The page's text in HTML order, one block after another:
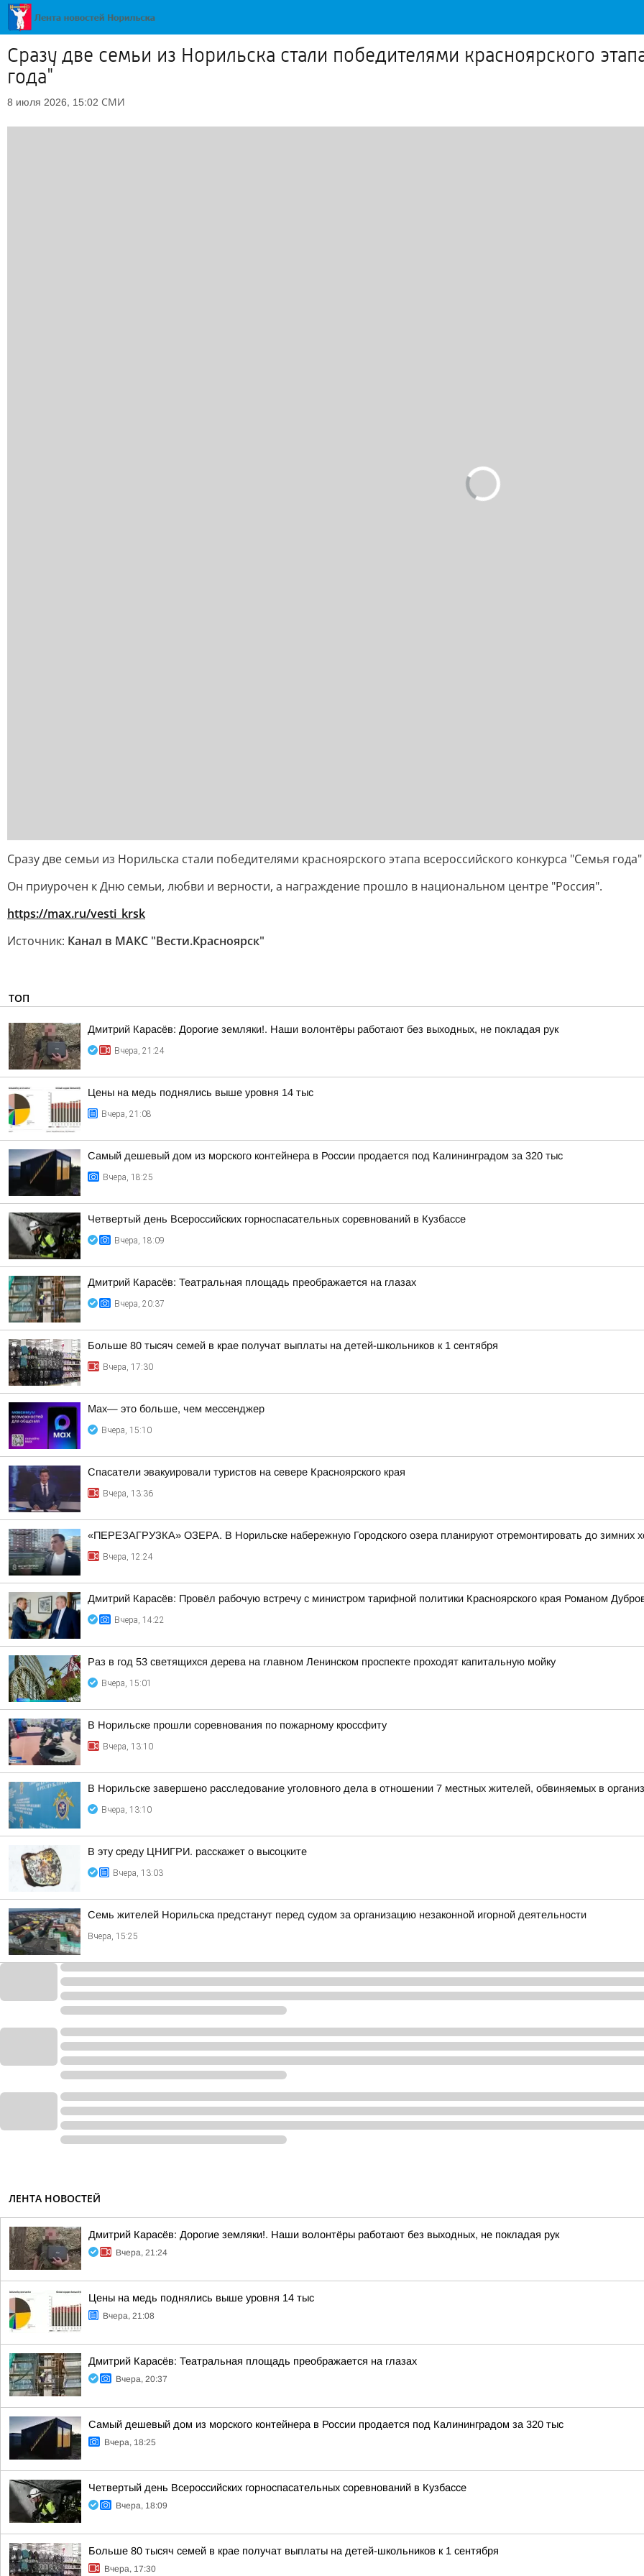
Сразу две семьи из Норильска стали победителями красноярского
года"
8 июля 2026, 15:02 СМИ
Сразу две семьи из Норильска стали победителями красноярского этапа всероссийского конкурса "Семья года"
Он приурочен к Дню семьи, любви и верности, а награждение прошло в национальном центре "Россия".
https://max.ru/vesti_krsk
Источник: Канал в МАКС "Вести.Красноярск"
ТОП
Дмитрий Карасёв: Дорогие земляки!. Наши волонтёры работают без выходных, не покладая рук
Вчера, 21:24
Цены на медь поднялись выше уровня 14 тыс
Вчера, 21:08
Самый дешевый дом из морского контейнера в России продается под Калининградом за 320 тыс
Вчера, 18:25
Четвертый день Всероссийских горноспасательных соревнований в Кузбассе
Вчера, 18:09
Дмитрий Карасёв: Театральная площадь преображается на глазах
Вчера, 20:37
Больше 80 тысяч семей в крае получат выплаты на детей-школьников к 1 сентября
Вчера, 17:30
Max— это больше, чем мессенджер
Вчера, 15:10
Спасатели эвакуировали туристов на севере Красноярского края
Вчера, 13:36
«ПЕРЕЗАГРУЗКА» ОЗЕРА. В Норильске набережную Городского озера планируют отремонтировать до зимних
Вчера, 12:24
Дмитрий Карасёв: Провёл рабочую встречу с министром тарифной политики Красноярского края Романом
Вчера, 14:22
Раз в год 53 светящихся дерева на главном Ленинском проспекте проходят капитальную мойку
Вчера, 15:01
В Норильске прошли соревнования по пожарному кроссфиту
Вчера, 13:10
В Норильске завершено расследование уголовного дела в отношении 7 местных жителей, обвиняемых в
Вчера, 13:10
В эту среду ЦНИГРИ. расскажет о высоцките
Вчера, 13:03
Семь жителей Норильска предстанут перед судом за организацию незаконной игорной деятельности
Вчера, 15:25
ЛЕНТА НОВОСТЕЙ
Дмитрий Карасёв: Дорогие земляки!. Наши волонтёры работают без выходных, не покладая рук
Вчера, 21:24
Цены на медь поднялись выше уровня 14 тыс
Вчера, 21:08
Дмитрий Карасёв: Театральная площадь преображается на глазах
Вчера, 20:37
Самый дешевый дом из морского контейнера в России продается под Калининградом за 320 тыс
Вчера, 18:25
Четвертый день Всероссийских горноспасательных соревнований в Кузбассе
Вчера, 18:09
Больше 80 тысяч семей в крае получат выплаты на детей-школьников к 1 сентября
Вчера, 17:30